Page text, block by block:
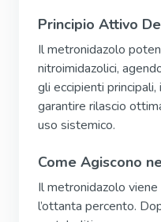
Principio Attivo
Il metronidazolo
nitroimidazolici,
gli eccipienti
garantire rilascio
uso sistemico.
Come Agiscono
Il metronidazolo
l’ottanta percento.